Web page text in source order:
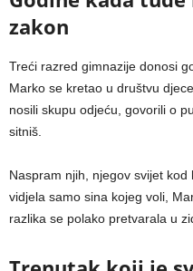
zakon
Treći razred gimnazije donosi
Marko se kretao u društvu
nosili skupu odjeću, govorili o
sitniš.
Naspram njih, njegov svijet
vidjela samo sina kojeg voli,
razlika se polako pretvarala u